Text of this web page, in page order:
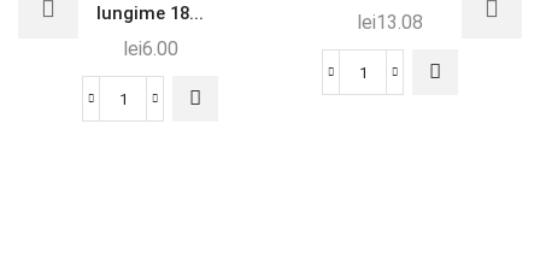
lungime 18...
lei6.00
lei13.08